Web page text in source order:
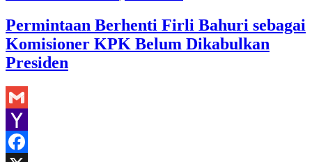
Permintaan Berhenti Firli Bahuri sebagai
Komisioner KPK Belum Dikabulkan
Presiden
Gmail
Yahoo